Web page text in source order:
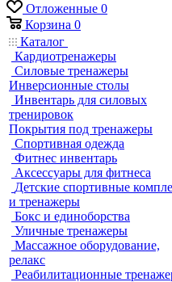
Отложенные 0
Корзина 0
Каталог
Кардиотренажеры
Силовые тренажеры
Инверсионные столы
Инвентарь для силовых
тренировок
Покрытия под тренажеры
Спортивная одежда
Фитнес инвентарь
Аксессуары для фитнеса
Детские спортивные
и тренажеры
Бокс и единоборства
Уличные тренажеры
Массажное оборудование,
релакс
Реабилитационные